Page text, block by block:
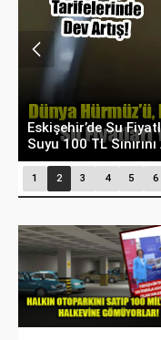
Gündoğdu’da
Gölgesinde
1 2 3 4 5 6